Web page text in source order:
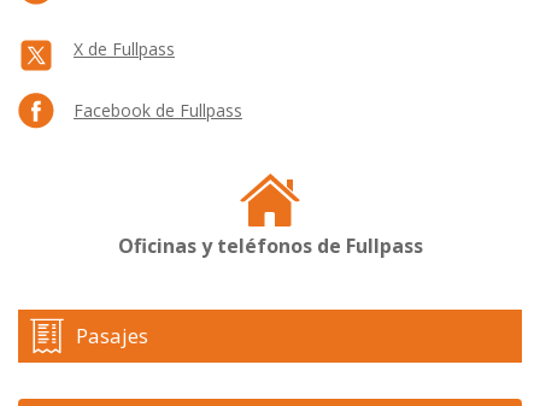
X de Fullpass
Facebook de Fullpass
Oficinas y teléfonos de Fullpass
Pasajes